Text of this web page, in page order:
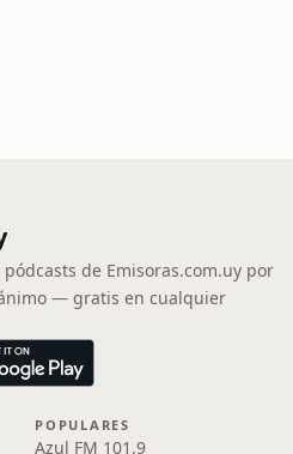
de Emisoras.com.uy por
— gratis en cualquier
POPULARES
Azul FM 101.9